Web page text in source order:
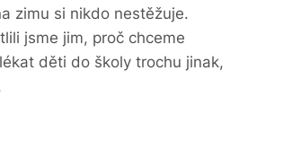
zimu si nikdo nestěžuje.
jsme jim, proč chceme
děti do školy trochu jinak,